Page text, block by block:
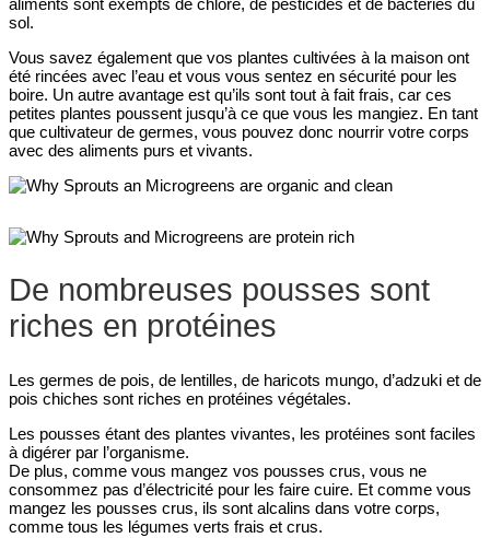
aliments sont exempts de chlore, de pesticides et de bactéries du
sol.
Vous savez également que vos plantes cultivées à la maison ont
été rincées avec l’eau et vous vous sentez en sécurité pour les
boire. Un autre avantage est qu’ils sont tout à fait frais, car ces
petites plantes poussent jusqu’à ce que vous les mangiez. En tant
que cultivateur de germes, vous pouvez donc nourrir votre corps
avec des aliments purs et vivants.
De nombreuses pousses sont
riches en protéines
Les germes de pois, de lentilles, de haricots mungo, d’adzuki et de
pois chiches sont riches en protéines végétales.
Les pousses étant des plantes vivantes, les protéines sont faciles
à digérer par l’organisme.
De plus, comme vous mangez vos pousses crus, vous ne
consommez pas d’électricité pour les faire cuire. Et comme vous
mangez les pousses crus, ils sont alcalins dans votre corps,
comme tous les légumes verts frais et crus.